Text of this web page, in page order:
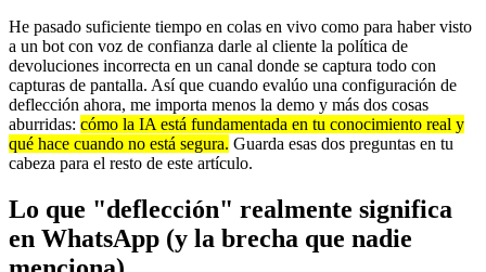
He pasado suficiente tiempo en colas en vivo como para haber visto
a un bot con voz de confianza darle al cliente la política de
devoluciones incorrecta en un canal donde se captura todo con
capturas de pantalla. Así que cuando evalúo una configuración de
deflección ahora, me importa menos la demo y más dos cosas
aburridas: cómo la IA está fundamentada en tu conocimiento real y
qué hace cuando no está segura. Guarda esas dos preguntas en tu
cabeza para el resto de este artículo.
Lo que "deflección" realmente significa
en WhatsApp (y la brecha que nadie